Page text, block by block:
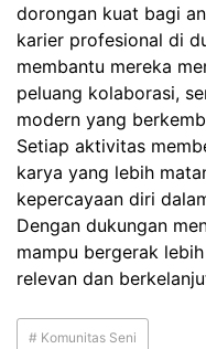
dorongan kuat bagi
karier profesional di
membantu mereka
peluang kolaborasi,
modern yang
Setiap aktivitas
karya yang lebih
kepercayaan diri
Dengan dukungan
mampu bergerak
relevan dan
# Komunitas Seni